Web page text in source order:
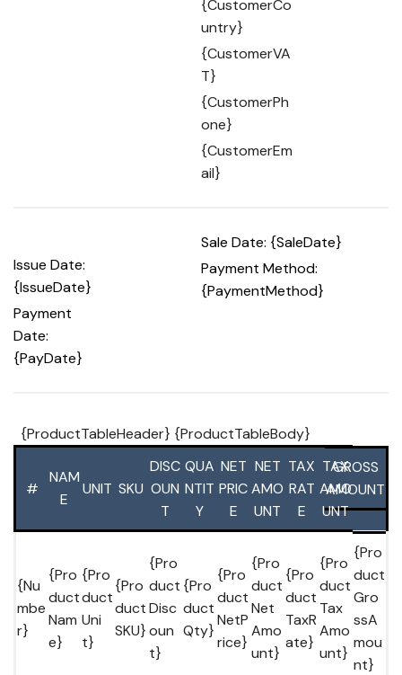
{CustomerCo
untry}
{CustomerVA
T}
{CustomerPh
one}
{CustomerEm
ail}
Issue Date:
{IssueDate}
Payment
Date:
{PayDate}
Sale Date: {SaleDate}
Payment Method:
{PaymentMethod}
{ProductTableHeader} {ProductTableBody}
#
NAM
E
UNIT SKU
DISC
OUN
T
QUA
NTIT
Y
NET
PRIC
E
NET
AMO
UNT
TAX
RAT
E
TAX
AMO
UNT
GROSS
AMOUNT
{Nu
mbe
r}
{Pro
duct
Nam
e}
{Pro
duct
Uni
t}
{Pro
duct
SKU}
{Pro
duct
Disc
oun
t}
{Pro
duct
Qty}
{Pro
duct
NetP
rice}
{Pro
duct
Net
Amo
unt}
{Pro
duct
TaxR
ate}
{Pro
duct
Tax
Amo
unt}
{Pro
duct
Gro
ssA
mou
nt}